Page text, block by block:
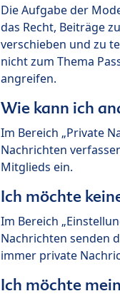
Die Aufgabe der
das Recht, Beiträge
verschieben und zu
nicht zum Thema
angreifen.
Wie kann ich
Im Bereich „Private
Nachrichten
Mitglieds ein.
Ich möchte
Im Bereich
Nachrichten senden
immer private
Ich möchte